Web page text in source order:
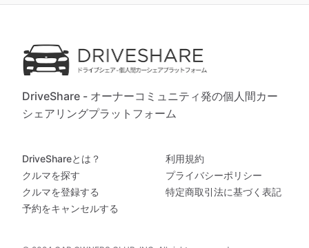
DriveShare - オーナーコミュニティ発の個人間カー
シェアリングプラットフォーム
DriveShareとは？
クルマを探す
クルマを登録する
予約をキャンセルする
利用規約
プライバシーポリシー
特定商取引法に基づく表記